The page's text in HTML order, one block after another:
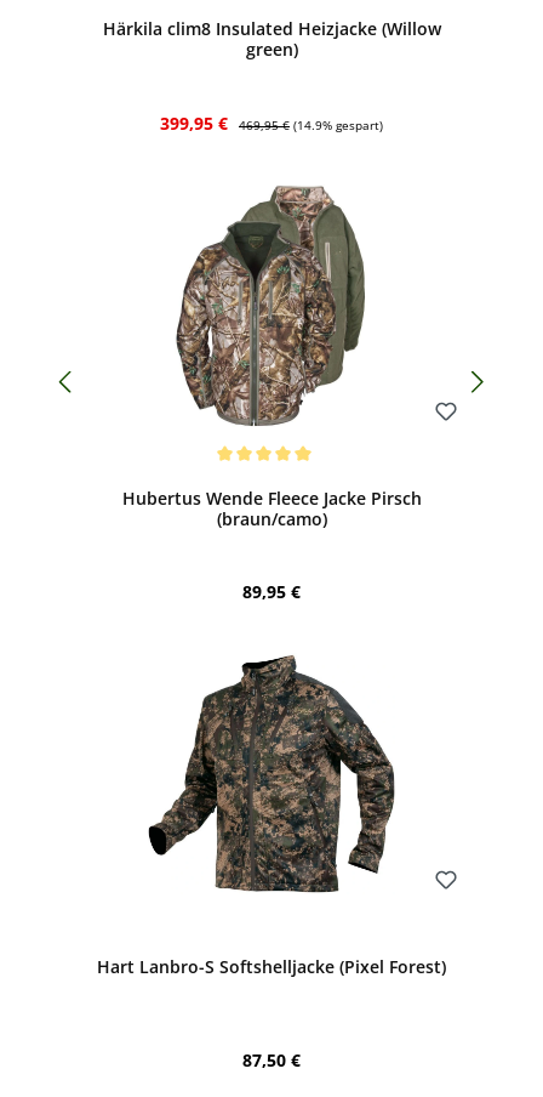
Härkila clim8 Insulated Heizjacke (Willow
green)
Verkaufspreis:
399,95 € 469,95 € (14.9% gespart)
Hubertus Wende Fleece Jacke Pirsch
(braun/camo)
Regulärer Preis:
89,95 €
Hart Lanbro-S Softshelljacke (Pixel Forest)
Regulärer Preis:
87,50 €